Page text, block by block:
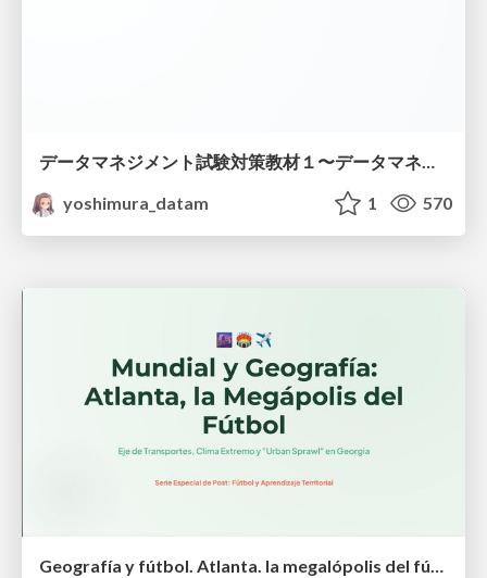
データマネジメント試験対策教材１〜データマネジメント基礎〜
yoshimura_datam
1 570
Geografía y fútbol. Atlanta. la megalópolis del fútbol